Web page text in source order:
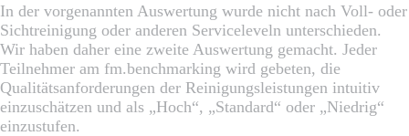
In der vorgenannten Auswertung wurde nicht nach Voll- oder
Sichtreinigung oder anderen Serviceleveln unterschieden.
Wir haben daher eine zweite Auswertung gemacht. Jeder
Teilnehmer am fm.benchmarking wird gebeten, die
Qualitätsanforderungen der Reinigungsleistungen intuitiv
einzuschätzen und als „Hoch“, „Standard“ oder „Niedrig“
einzustufen.